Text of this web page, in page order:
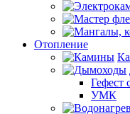
Отопление
Гефест
УМК